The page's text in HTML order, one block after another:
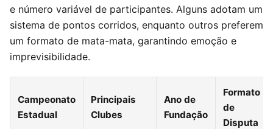
e número variável de participantes. Alguns adotam um
sistema de pontos corridos, enquanto outros preferem
um formato de mata-mata, garantindo emoção e
imprevisibilidade.
Campeonato
Estadual
Principais
Clubes
Ano de
Fundação
Formato
de
Disputa